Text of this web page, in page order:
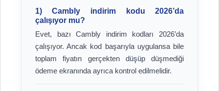
1) Cambly indirim kodu 2026’da
çalışıyor mu?
Evet, bazı Cambly indirim kodları 2026’da
çalışıyor. Ancak kod başarıyla uygulansa bile
toplam fiyatın gerçekten düşüp düşmediği
ödeme ekranında ayrıca kontrol edilmelidir.